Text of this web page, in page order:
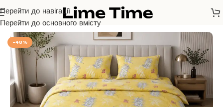
Перейти до навігації
Перейти до основного вмісту
Головна/Бязь Голд Люкс
-48%